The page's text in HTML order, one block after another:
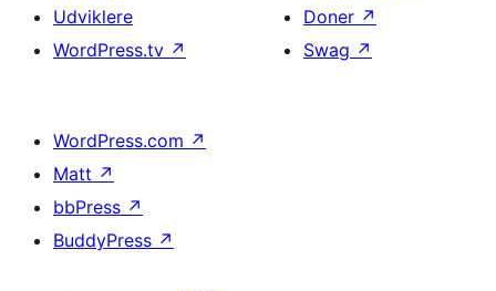
Udviklere
WordPress.tv ↗
Doner ↗
Swag ↗
WordPress.com ↗
Matt ↗
bbPress ↗
BuddyPress ↗